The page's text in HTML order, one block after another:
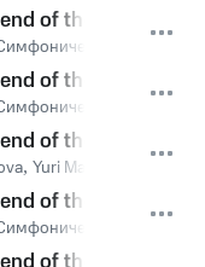
of the invisible
оркестр
of the invisible
оркестр
of the invisible
, Yuri Marusin
of the invisible
оркестр